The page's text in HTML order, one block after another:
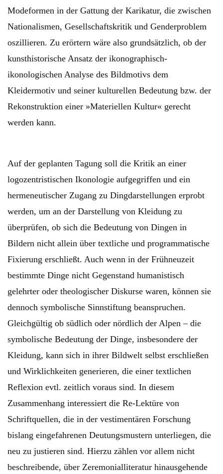
Modeformen in der Gattung der Karikatur, die zwischen
Nationalismen, Gesellschaftskritik und Genderproblem
oszillieren. Zu erörtern wäre also grundsätzlich, ob der
kunsthistorische Ansatz der ikonographisch-
ikonologischen Analyse des Bildmotivs dem
Kleidermotiv und seiner kulturellen Bedeutung bzw. der
Rekonstruktion einer »Materiellen Kultur« gerecht
werden kann.
Auf der geplanten Tagung soll die Kritik an einer
logozentristischen Ikonologie aufgegriffen und ein
hermeneutischer Zugang zu Dingdarstellungen erprobt
werden, um an der Darstellung von Kleidung zu
überprüfen, ob sich die Bedeutung von Dingen in
Bildern nicht allein über textliche und programmatische
Fixierung erschließt. Auch wenn in der Frühneuzeit
bestimmte Dinge nicht Gegenstand humanistisch
gelehrter oder theologischer Diskurse waren, können sie
dennoch symbolische Sinnstiftung beanspruchen.
Gleichgültig ob südlich oder nördlich der Alpen – die
symbolische Bedeutung der Dinge, insbesondere der
Kleidung, kann sich in ihrer Bildwelt selbst erschließen
und Wirklichkeiten generieren, die einer textlichen
Reflexion evtl. zeitlich voraus sind. In diesem
Zusammenhang interessiert die Re-Lektüre von
Schriftquellen, die in der vestimentären Forschung
bislang eingefahrenen Deutungsmustern unterliegen, die
neu zu justieren sind. Hierzu zählen vor allem nicht
beschreibende, über Zeremonialliteratur hinausgehende